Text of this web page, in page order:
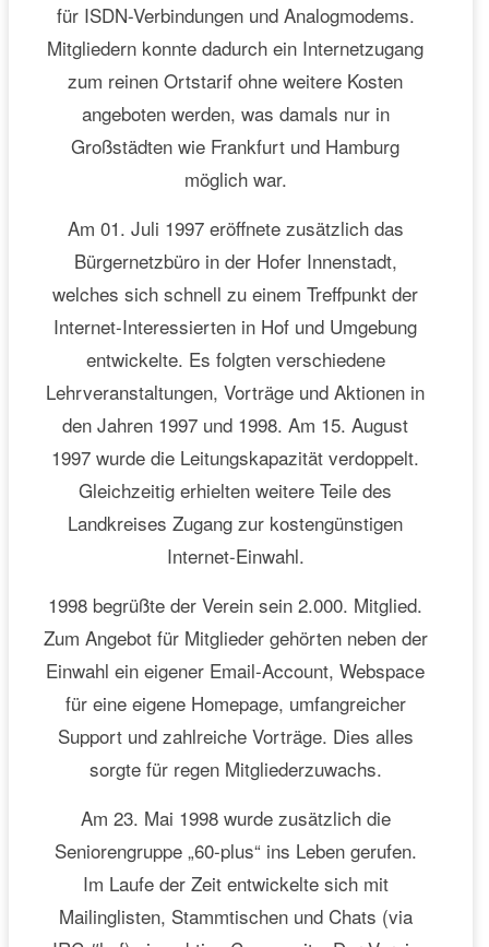
für ISDN-Verbindungen und Analogmodems.
Mitgliedern konnte dadurch ein Internetzugang
zum reinen Ortstarif ohne weitere Kosten
angeboten werden, was damals nur in
Großstädten wie Frankfurt und Hamburg
möglich war.
Am 01. Juli 1997 eröffnete zusätzlich das
Bürgernetzbüro in der Hofer Innenstadt,
welches sich schnell zu einem Treffpunkt der
Internet-Interessierten in Hof und Umgebung
entwickelte. Es folgten verschiedene
Lehrveranstaltungen, Vorträge und Aktionen in
den Jahren 1997 und 1998. Am 15. August
1997 wurde die Leitungskapazität verdoppelt.
Gleichzeitig erhielten weitere Teile des
Landkreises Zugang zur kostengünstigen
Internet-Einwahl.
1998 begrüßte der Verein sein 2.000. Mitglied.
Zum Angebot für Mitglieder gehörten neben der
Einwahl ein eigener Email-Account, Webspace
für eine eigene Homepage, umfangreicher
Support und zahlreiche Vorträge. Dies alles
sorgte für regen Mitgliederzuwachs.
Am 23. Mai 1998 wurde zusätzlich die
Seniorengruppe „60-plus“ ins Leben gerufen.
Im Laufe der Zeit entwickelte sich mit
Mailinglisten, Stammtischen und Chats (via